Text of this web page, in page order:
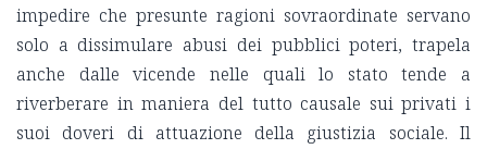
impedire che presunte ragioni sovraordinate servano
solo a dissimulare abusi dei pubblici poteri, trapela
anche dalle vicende nelle quali lo stato tende a
riverberare in maniera del tutto causale sui privati i
suoi doveri di attuazione della giustizia sociale. Il